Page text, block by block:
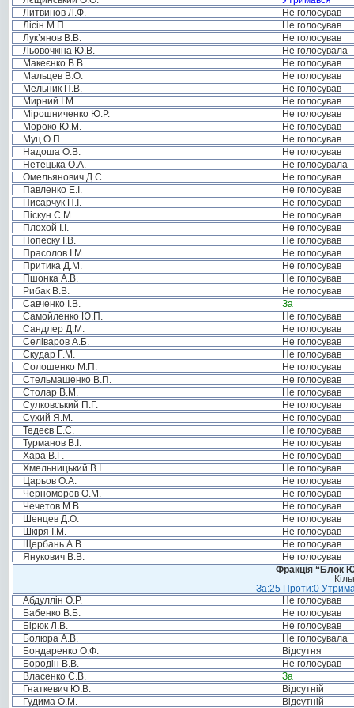
Литвинов Л.Ф.
Не голосував
Лісін М.П.
Не голосував
Лук’янов В.В.
Не голосував
Льовочкіна Ю.В.
Не голосувала
Макеєнко В.В.
Не голосував
Мальцев В.О.
Не голосував
Мельник П.В.
Не голосував
Мирний І.М.
Не голосував
Мірошниченко Ю.Р.
Не голосував
Мороко Ю.М.
Не голосував
Муц О.П.
Не голосував
Надоша О.В.
Не голосував
Нетецька О.А.
Не голосувала
Омельянович Д.С.
Не голосував
Павленко Е.І.
Не голосував
Писарчук П.І.
Не голосував
Піскун С.М.
Не голосував
Плохой І.І.
Не голосував
Попеску І.В.
Не голосував
Прасолов І.М.
Не голосував
Притика Д.М.
Не голосував
Пшонка А.В.
Не голосував
Рибак В.В.
Не голосував
Савченко І.В.
За
Самойленко Ю.П.
Не голосував
Сандлер Д.М.
Не голосував
Селіваров А.Б.
Не голосував
Скудар Г.М.
Не голосував
Солошенко М.П.
Не голосував
Стельмашенко В.П.
Не голосував
Столар В.М.
Не голосував
Сулковський П.Г.
Не голосував
Сухий Я.М.
Не голосував
Тедеєв Е.С.
Не голосував
Турманов В.І.
Не голосував
Хара В.Г.
Не голосував
Хмельницький В.І.
Не голосував
Царьов О.А.
Не голосував
Черноморов О.М.
Не голосував
Чечетов М.В.
Не голосував
Шенцев Д.О.
Не голосував
Шкіря І.М.
Не голосував
Щербань А.В.
Не голосував
Янукович В.В.
Не голосував
Фракція “Блок
За:25 Проти:0
Абдуллін О.Р.
Не голосував
Бабенко В.Б.
Не голосував
Бірюк Л.В.
Не голосував
Болюра А.В.
Не голосувала
Бондаренко О.Ф.
Відсутня
Бородін В.В.
Не голосував
Власенко С.В.
За
Гнаткевич Ю.В.
Відсутній
Гудима О.М.
Відсутній